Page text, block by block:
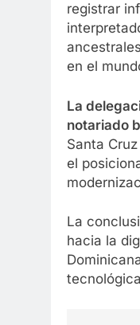
registrar
en el
La
notariado
Santa
el
La
hacia la